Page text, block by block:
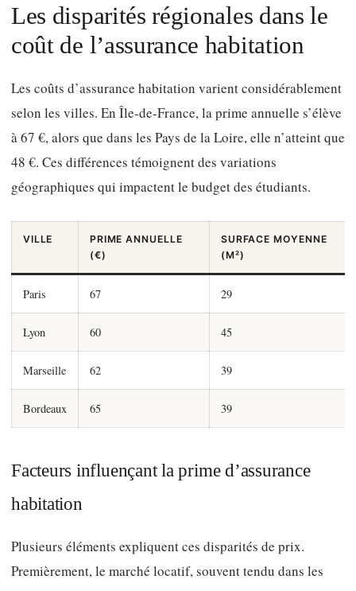
Les disparités régionales dans le
coût de l’assurance habitation
Les coûts d’assurance habitation varient considérablement
selon les villes. En Île-de-France, la prime annuelle s’élève
à 67 €, alors que dans les Pays de la Loire, elle n’atteint que
48 €. Ces différences témoignent des variations
géographiques qui impactent le budget des étudiants.
VILLE
PRIME ANNUELLE
(€)
SURFACE MOYENNE
(M²)
Paris 67 29
Lyon 60 45
Marseille 62 39
Bordeaux 65 39
Facteurs influençant la prime d’assurance
habitation
Plusieurs éléments expliquent ces disparités de prix.
Premièrement, le marché locatif, souvent tendu dans les